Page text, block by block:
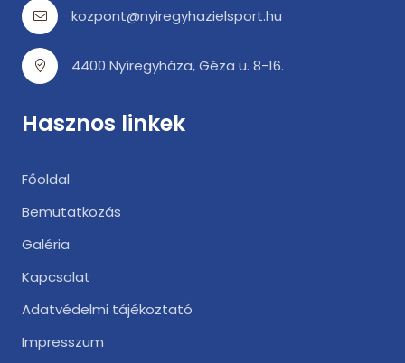
kozpont@nyiregyhazielsport.hu
4400 Nyíregyháza, Géza u. 8-16.
Hasznos linkek
Főoldal
Bemutatkozás
Galéria
Kapcsolat
Adatvédelmi tájékoztató
Impresszum